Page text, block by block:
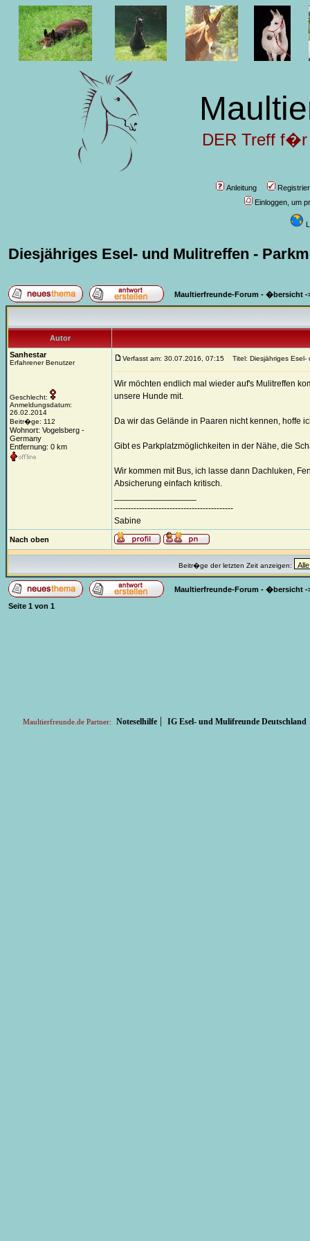
DER Treff f�r
Anleitung
Einloggen, um
Diesjähriges Esel- und Mulitreffen -
Maultierfreunde-Forum - �bersicht -
Autor
Sanhestar
Erfahrener Benutzer
Geschlecht:
Anmeldungsdatum:
26.02.2014
Beitr�ge: 112
Wohnort: Vogelsberg -
Germany
Entfernung: 0 km
Verfasst am: 30.07.2016, 07:15 Titel: Diesjähriges Esel-
Wir möchten endlich mal wieder auf's Mulitreffen
unsere Hunde mit.
Da wir das Gelände in Paaren nicht kennen, hoffe
Gibt es Parkplatzmöglichkeiten in der Nähe, die
Wir kommen mit Bus, ich lasse dann Dachluken,
Absicherung einfach kritisch.
-------------------------------------------
Sabine
Nach oben
Beitr�ge der letzten Zeit anzeigen:
Maultierfreunde-Forum - �bersicht -
Seite 1 von 1
Maultierfreunde.de Partner: Noteselhilfe | IG Esel- und Mulifreunde Deutschland